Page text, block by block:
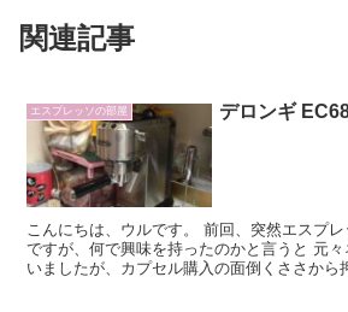
関連記事
エスプレッソの部屋 デロンギ
こんにちは、ウルです。 前回、突然エスプ
ですが、何で興味を持ったのかと言うと 元
いましたが、カプセル購入の面倒くささから